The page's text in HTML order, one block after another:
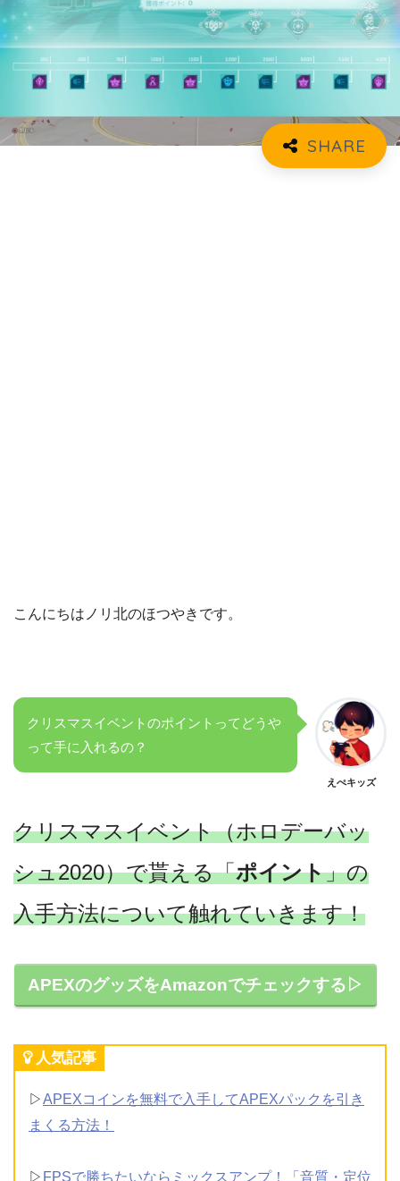
こんにちはノリ北のほつやきです。
クリスマスイベントのポイントってどうや
って手に入れるの？
えぺキッズ
クリスマスイベント（ホロデーバッ
シュ2020）で貰える「ポイント」の
入手方法について触れていきます！
APEXのグッズをAmazonでチェックする▷
人気記事
▷APEXコインを無料で入手してAPEXパックを引き
まくる方法！
▷ FPSで勝ちたいならミックスアンプ！「音質・定位